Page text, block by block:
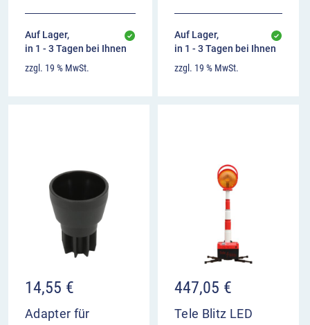
Auf Lager,
in 1 - 3 Tagen bei Ihnen
zzgl. 19 % MwSt.
Auf Lager,
in 1 - 3 Tagen bei Ihnen
zzgl. 19 % MwSt.
14,55 €
Adapter für
447,05 €
Tele Blitz LED